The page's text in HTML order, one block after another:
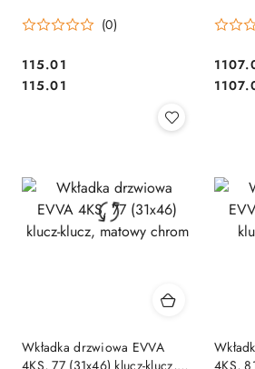
(0)
Cena:
115.01
Cena:
115.01
Cena:
Cena:
Wkładka drzwiowa EVVA